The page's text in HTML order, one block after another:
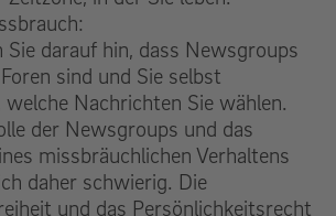
darauf hin, dass Newsgroups
sind und Sie selbst
welche Nachrichten Sie wählen.
der Newsgroups und das
missbräuchlichen Verhaltens
daher schwierig. Die
und das Persönlichkeitsrecht